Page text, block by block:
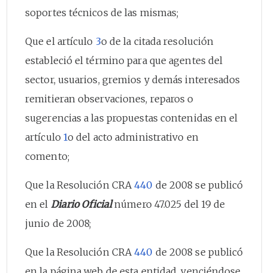
soportes técnicos de las mismas;
Que el artículo 3o de la citada resolución
estableció el término para que agentes del
sector, usuarios, gremios y demás interesados
remitieran observaciones, reparos o
sugerencias a las propuestas contenidas en el
artículo 1o del acto administrativo en
comento;
Que la Resolución CRA440 de 2008 se publicó
en el Diario Oficialnúmero 47.025 del 19 de
junio de 2008;
Que la Resolución CRA440 de 2008 se publicó